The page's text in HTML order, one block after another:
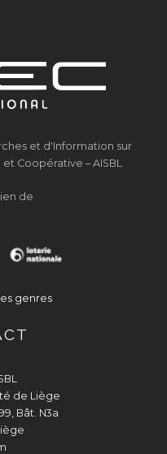
et d'Information sur
Coopérative – AISBL
de
genres
de Liège
Bât. N3a